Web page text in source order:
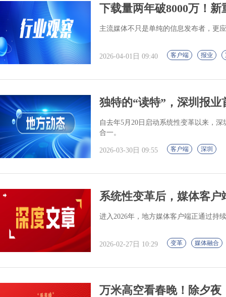
下载量两年破8000万！
主流媒体不只是单纯的信息发布者，更
2026-04-01日 09:40 客户端 报业
独特的“读特”，深圳报
自去年5月20日启动系统性变革以来，
合一。
2026-03-30日 09:55 客户端 深圳
系统性变革后，媒体客户
进入2026年，地方媒体客户端正通过持
2026-02-27日 10:29 变革 媒体融合
万米高空看春晚！除夕